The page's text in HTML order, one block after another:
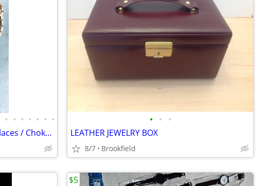
• • • • • • •
*** Lots of Fashion Jewelry Necklaces / Chokers - All New ***
• • •
LEATHER JEWELRY BOX
8/7 Brookfield
$5